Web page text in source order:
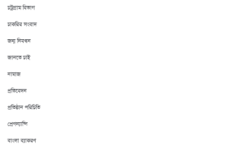
চট্রগ্রাম বিভাগ
চাকরির সংবাদ
জন্ম নিবন্ধন
জানতে চাই
নামাজ
প্রতিবেদন
প্রতিষ্ঠান পরিচিতি
প্রেগন্যান্সি
বাংলা ব্যাকরণ